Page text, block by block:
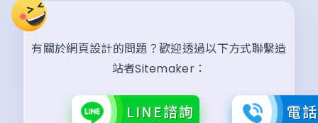
有關於網頁設計的問題？歡迎透過以下方式聯繫造
站者Sitemaker：
LINE諮詢 電